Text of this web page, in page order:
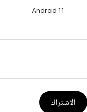
Android 11
الاشتراك